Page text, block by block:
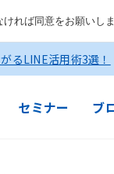
れば同意をお願いしま
るLINE活用術3選！
セミナー ブ